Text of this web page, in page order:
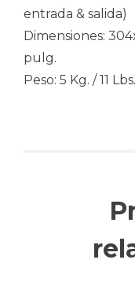
entrada & salida)
Dimensiones:
pulg.
Peso: 5 Kg. / 11 Lbs.